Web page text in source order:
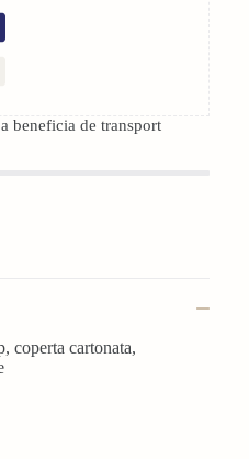
beneficia de transport
coperta cartonata,